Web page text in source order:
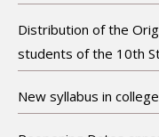
Distribution of the
students of the 10th
New syllabus in